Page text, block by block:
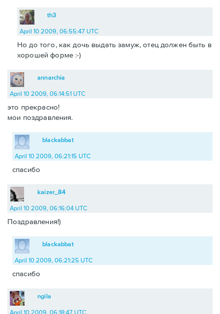
th3
April 10 2009, 06:55:47 UTC
Но до того, как дочь выдать замуж, отец должен быть в
хорошей форме :-)
annarchia
April 10 2009, 06:14:51 UTC
это прекрасно!
мои поздравления.
blackabbat
April 10 2009, 06:21:15 UTC
спасибо
kaizer_84
April 10 2009, 06:16:04 UTC
Поздравления!)
blackabbat
April 10 2009, 06:21:25 UTC
спасибо
ngila
April 10 2009, 06:18:47 UTC